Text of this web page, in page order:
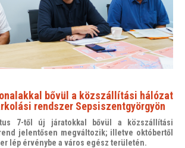
bővül a közszállítási hálózat
rendszer Sepsiszentgyörgyön
7-től új járatokkal bővül a közszállítási
jelentősen megváltozik; illetve októbertől
lép érvénybe a város egész területén.